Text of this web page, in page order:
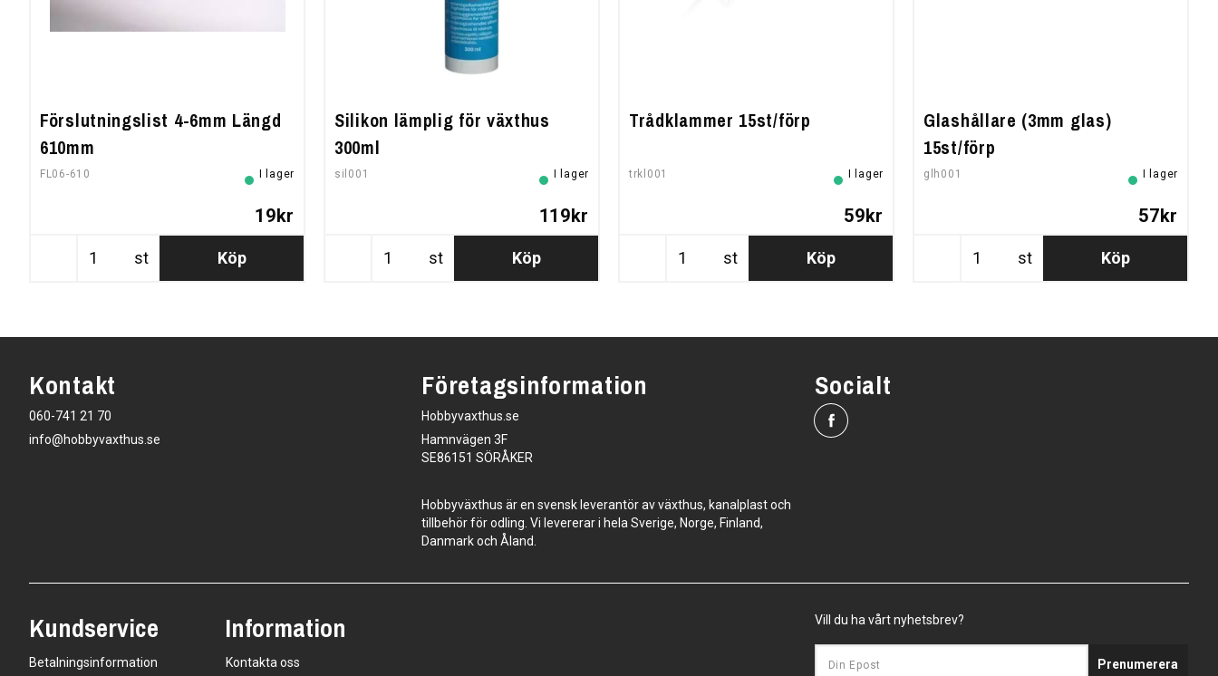
Förslutningslist 4-6mm Längd
610mm
FL06-610 I lager
19kr
st Köp
Silikon lämplig för växthus
300ml
sil001 I lager
119kr
st Köp
Trådklammer 15st/förp
trkl001 I lager
59kr
st Köp
Glashållare (3mm glas)
15st/förp
glh001 I lager
57kr
st Köp
Kontakt
060-741 21 70
info@hobbyvaxthus.se
Företagsinformation
Hobbyvaxthus.se
Hamnvägen 3F
SE86151 SÖRÅKER
Hobbyväxthus är en svensk leverantör av växthus, kanalplast och
tillbehör för odling. Vi levererar i hela Sverige, Norge, Finland,
Danmark och Åland.
Socialt
Kundservice
Betalningsinformation
Information
Kontakta oss
Vill du ha vårt nyhetsbrev?
Prenumerera